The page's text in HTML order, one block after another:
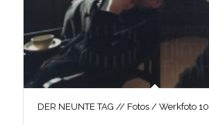
DER NEUNTE TAG // Fotos / Werkfoto 10